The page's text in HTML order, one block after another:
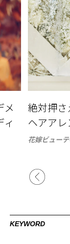
嫁
絶対押さ
エル横浜
ニックな
KEYWORD